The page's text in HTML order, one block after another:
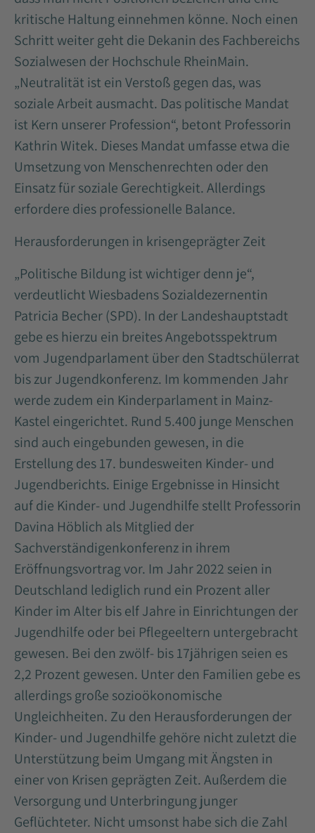
kritische Haltung einnehmen könne. Noch einen
Schritt weiter geht die Dekanin des Fachbereichs
Sozialwesen der Hochschule RheinMain.
„Neutralität ist ein Verstoß gegen das, was
soziale Arbeit ausmacht. Das politische Mandat
ist Kern unserer Profession“, betont Professorin
Kathrin Witek. Dieses Mandat umfasse etwa die
Umsetzung von Menschenrechten oder den
Einsatz für soziale Gerechtigkeit. Allerdings
erfordere dies professionelle Balance.
Herausforderungen in krisengeprägter Zeit
„Politische Bildung ist wichtiger denn je“,
verdeutlicht Wiesbadens Sozialdezernentin
Patricia Becher (SPD). In der Landeshauptstadt
gebe es hierzu ein breites Angebotsspektrum
vom Jugendparlament über den Stadtschülerrat
bis zur Jugendkonferenz. Im kommenden Jahr
werde zudem ein Kinderparlament in Mainz-
Kastel eingerichtet. Rund 5.400 junge Menschen
sind auch eingebunden gewesen, in die
Erstellung des 17. bundesweiten Kinder- und
Jugendberichts. Einige Ergebnisse in Hinsicht
auf die Kinder- und Jugendhilfe stellt Professorin
Davina Höblich als Mitglied der
Sachverständigenkonferenz in ihrem
Eröffnungsvortrag vor. Im Jahr 2022 seien in
Deutschland lediglich rund ein Prozent aller
Kinder im Alter bis elf Jahre in Einrichtungen der
Jugendhilfe oder bei Pflegeeltern untergebracht
gewesen. Bei den zwölf- bis 17jährigen seien es
2,2 Prozent gewesen. Unter den Familien gebe es
allerdings große sozioökonomische
Ungleichheiten. Zu den Herausforderungen der
Kinder- und Jugendhilfe gehöre nicht zuletzt die
Unterstützung beim Umgang mit Ängsten in
einer von Krisen geprägten Zeit. Außerdem die
Versorgung und Unterbringung junger
Geflüchteter. Nicht umsonst habe sich die Zahl